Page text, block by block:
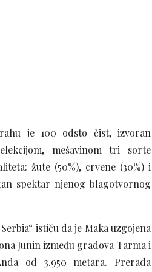
je 100 odsto čist, izvoran
mešavinom tri sorte
žute (50%), crvene (30%) i
spektar njenog blagotvornog
ističu da je Maka uzgojena
Junin između gradova Tarma i
od 3.950 metara. Prerada